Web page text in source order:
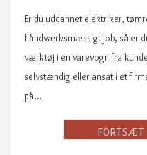
Er du uddannet elektriker,
håndværksmæssigt job, så er
værktøj i en varevogn fra
selvstændig eller ansat i et
på…